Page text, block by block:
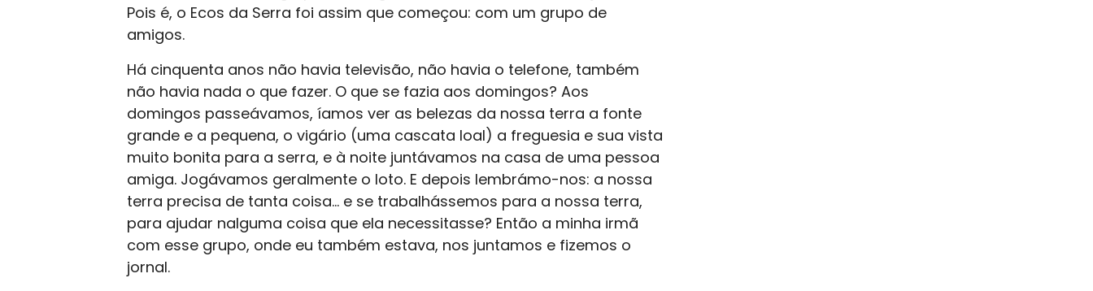
Pois é, o Ecos da Serra foi assim que começou: com um grupo de
amigos.
Há cinquenta anos não havia televisão, não havia o telefone, também
não havia nada o que fazer. O que se fazia aos domingos? Aos
domingos passeávamos, íamos ver as belezas da nossa terra a fonte
grande e a pequena, o vigário (uma cascata loal) a freguesia e sua vista
muito bonita para a serra, e à noite juntávamos na casa de uma pessoa
amiga. Jogávamos geralmente o loto. E depois lembrámo-nos: a nossa
terra precisa de tanta coisa… e se trabalhássemos para a nossa terra,
para ajudar nalguma coisa que ela necessitasse? Então a minha irmã
com esse grupo, onde eu também estava, nos juntamos e fizemos o
jornal.